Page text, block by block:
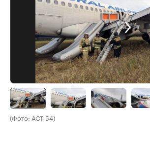
(Фото: АСТ-54)